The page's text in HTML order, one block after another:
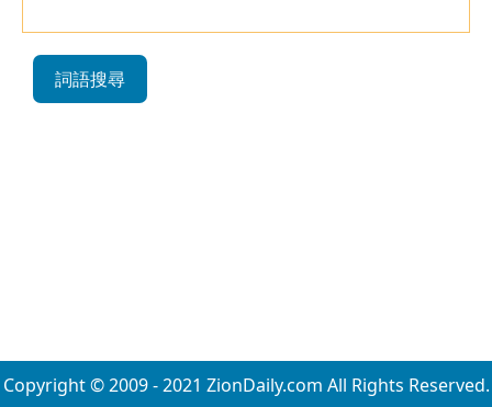
詞語搜尋
Copyright © 2009 - 2021 ZionDaily.com All Rights Reserved.